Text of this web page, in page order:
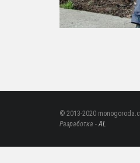
© 2013-2020
Разработка -AL